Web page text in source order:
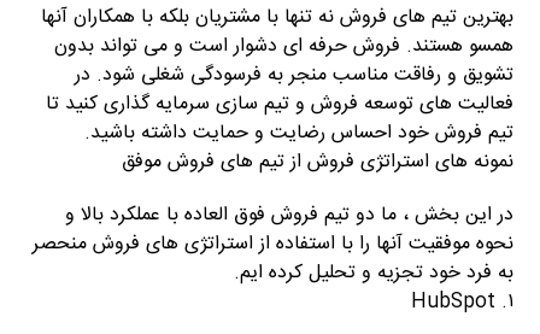
بهترین تیم های فروش نه تنها با مشتریان بلکه با همکاران آنها
همسو هستند. فروش حرفه ای دشوار است و می تواند بدون
تشویق و رفاقت مناسب منجر به فرسودگی شغلی شود. در
فعالیت های توسعه فروش و تیم سازی سرمایه گذاری کنید تا
تیم فروش خود احساس رضایت و حمایت داشته باشید.
نمونه های استراتژی فروش از تیم های فروش موفق
در این بخش ، ما دو تیم فروش فوق العاده با عملکرد بالا و
نحوه موفقیت آنها را با استفاده از استراتژی های فروش منحصر
به فرد خود تجزیه و تحلیل کرده ایم.
۱. HubSpot